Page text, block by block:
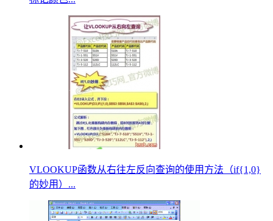
VLOOKUP函数从右往左反向查询的使用方法（if{1,0}
的妙用）...